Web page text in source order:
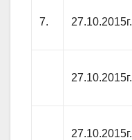
7. 27.10.2015г.
27.10.2015г.
27.10.2015г.